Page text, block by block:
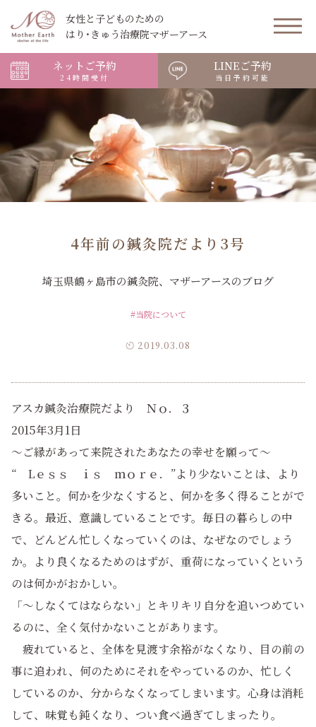
女性と子どものための
はり･きゅう治療院マザーアース
ネットご予約
24時間受付
LINEご予約
当日予約可能
4年前の鍼灸院だより3号
埼玉県鶴ヶ島市の鍼灸院、マザーアースのブログ
#当院について
2019.03.08
アスカ鍼灸治療院だより Ｎｏ．３
2015年3月1日
～ご縁があって来院されたあなたの幸せを願って～
“ Lｅｓｓ ｉｓ ｍｏｒｅ．”より少ないことは、より
多いこと。何かを少なくすると、何かを多く得ることがで
きる。最近、意識していることです。毎日の暮らしの中
で、どんどん忙しくなっていくのは、なぜなのでしょう
か。より良くなるためのはずが、重荷になっていくという
のは何かがおかしい。
「～しなくてはならない」とキリキリ自分を追いつめてい
るのに、全く気付かないことがあります。
疲れていると、全体を見渡す余裕がなくなり、目の前の
事に追われ、何のためにそれをやっているのか、忙しく
しているのか、分からなくなってしまいます。心身は消耗
して、味覚も鈍くなり、つい食べ過ぎてしまったり。